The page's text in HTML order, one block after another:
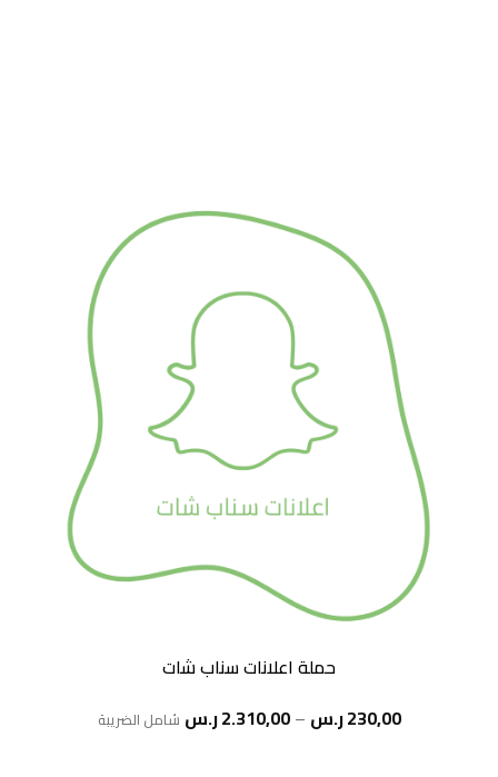
حملة اعلانات سناب شات
230,00ر.س –
2.310,00ر.س نطاق
السعر:
شامل الضريبة